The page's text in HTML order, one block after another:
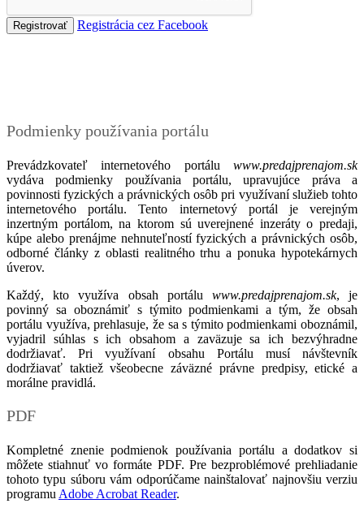
Registrácia cez Facebook
Podmienky používania portálu
Prevádzkovateľ internetového portálu www.predajprenajom.sk
vydáva podmienky používania portálu, upravujúce práva a
povinnosti fyzických a právnických osôb pri využívaní služieb tohto
internetového portálu. Tento internetový portál je verejným
inzertným portálom, na ktorom sú uverejnené inzeráty o predaji,
kúpe alebo prenájme nehnuteľností fyzických a právnických osôb,
odborné články z oblasti realitného trhu a ponuka hypotekárnych
úverov.
Každý, kto využíva obsah portálu www.predajprenajom.sk, je
povinný sa oboznámiť s týmito podmienkami a tým, že obsah
portálu využíva, prehlasuje, že sa s týmito podmienkami oboznámil,
vyjadril súhlas s ich obsahom a zaväzuje sa ich bezvýhradne
dodržiavať. Pri využívaní obsahu Portálu musí návštevník
dodržiavať taktiež všeobecne záväzné právne predpisy, etické a
morálne pravidlá.
PDF
Kompletné znenie podmienok používania portálu a dodatkov si
môžete stiahnuť vo formáte PDF. Pre bezproblémové prehliadanie
tohoto typu súboru vám odporúčame nainštalovať najnovšiu verziu
programu Adobe Acrobat Reader.